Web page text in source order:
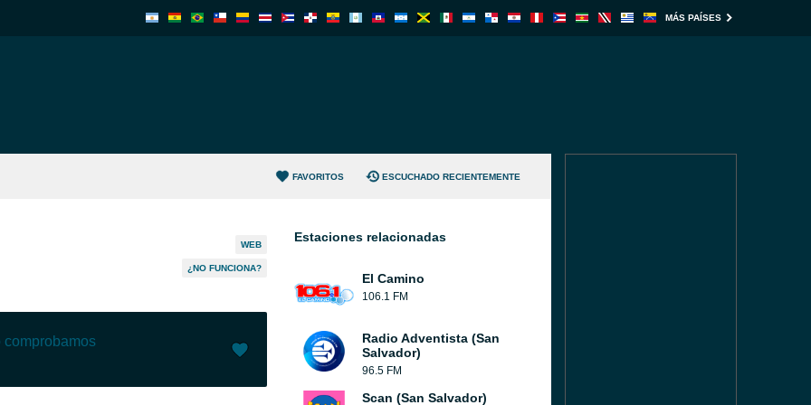
MÁS PAÍSES
FAVORITOS ESCUCHADO RECIENTEMENTE
WEB
¿NO FUNCIONA?
comprobamos
Estaciones relacionadas
El Camino
106.1 FM
Radio Adventista (San
Salvador)
96.5 FM
Scan (San Salvador)